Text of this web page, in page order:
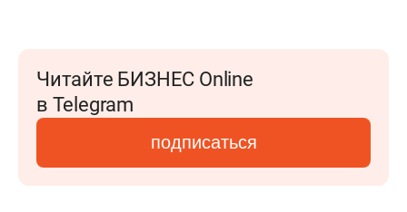
Читайте БИЗНЕС Online
в Telegram
подписаться